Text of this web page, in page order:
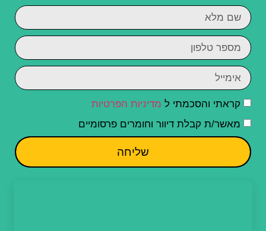
קראתי והסכמתי ל מדיניות הפרטיות
מאשר/ת קבלת דיוור וחומרים פרסומיים
שליחה